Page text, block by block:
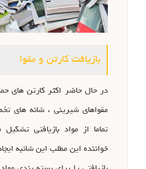
بازیافت کارتن و مقوا
در حال حاضر اکثر کارتن های
مقواهای شیرینی ، شانه های
تماما از مواد بازیافتی
خواننده این مطلب این شائبه